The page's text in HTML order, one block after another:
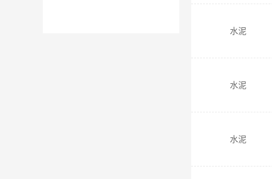
水泥
水泥
水泥